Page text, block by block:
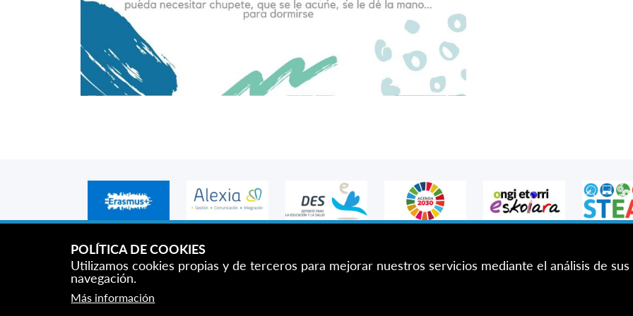
POLÍTICA DE COOKIES
Utilizamos cookies propias y de terceros para mejorar nuestros servicios mediante el análisis de sus
navegación.
Más información